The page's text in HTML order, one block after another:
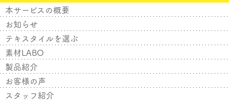
本サービスの概要
お知らせ
テキスタイルを選ぶ
素材LABO
製品紹介
お客様の声
スタッフ紹介